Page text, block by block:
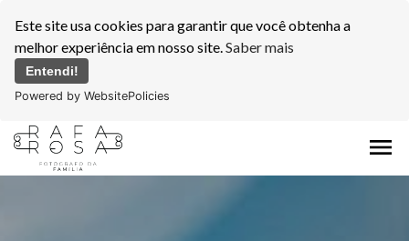
Este site usa cookies para garantir que você obtenha a
melhor experiência em nosso site.Saber mais
Entendi!
Powered by WebsitePolicies
menu